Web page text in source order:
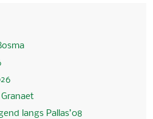
langs Pallas’08